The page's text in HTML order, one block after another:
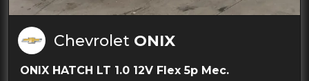
Chevrolet ONIX
ONIX HATCH LT 1.0 12V Flex 5p Mec.